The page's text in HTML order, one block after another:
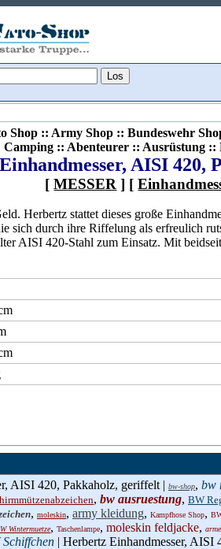
Shop :: Army Shop :: Bundeswehr
:: Abenteurer :: Ausrüstung ::
AISI 420,
[MESSER ] [
Herbertz stattet dieses große
sich durch ihre Riffelung als erfreulich
AISI 420-Stahl zum Einsatz. Mit
AISI 420, Pakkaholz, geriffelt | bw-shop, bw
, bw ausruestung, BW
, moleskin, army kleidung, Kampfhose Shop,
Wintermuetze, Taschenlampe, moleskin feldjacke,
Schiffchen | Herbertz Einhandmesser, AISI